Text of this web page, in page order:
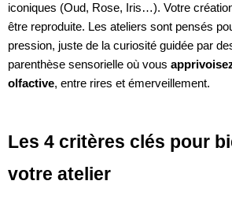
iconiques (Oud, Rose, Iris…). Votre
être reproduite. Les ateliers sont pensés
pression, juste de la curiosité guidée par
parenthèse sensorielle où vous
olfactive, entre rires et émerveillement.
Les 4 critères clés pour
votre atelier